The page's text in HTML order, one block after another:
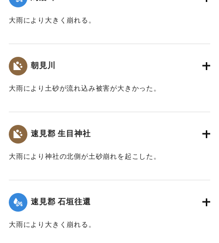
大雨により大きく崩れる。
｜固有コード:00201014
朝見川
大雨により土砂が流れ込み被害が大きかった。
｜固有コード:00201015
速見郡 生目神社
大雨により神社の北側が土砂崩れを起こした。
｜固有コード:00201010
速見郡 石垣往還
大雨により大きく崩れる。